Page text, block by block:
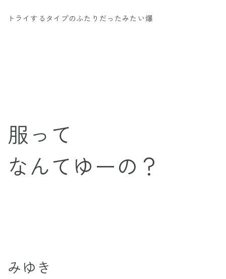
トライするタイプのふたりだったみたい爆
服って
なんてゆーの？
みゆき